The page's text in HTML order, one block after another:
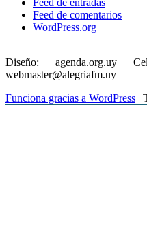
Feed de entradas
Feed de comentarios
WordPress.org
Diseño: __ agenda.org.uy __
webmaster@alegriafm.uy
Funciona gracias a WordPress |